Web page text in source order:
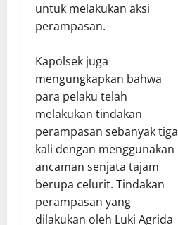
untuk melakukan aksi
perampasan.
Kapolsek juga
mengungkapkan bahwa
para pelaku telah
melakukan tindakan
perampasan sebanyak tiga
kali dengan menggunakan
ancaman senjata tajam
berupa celurit. Tindakan
perampasan yang
dilakukan oleh Luki Agrida